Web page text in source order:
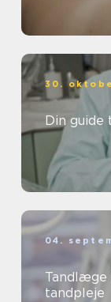
30.
Din
04.
Tandlæge
tandpleje